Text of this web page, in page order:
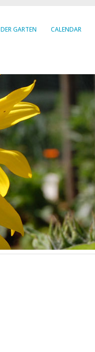
DER GARTEN CALENDAR